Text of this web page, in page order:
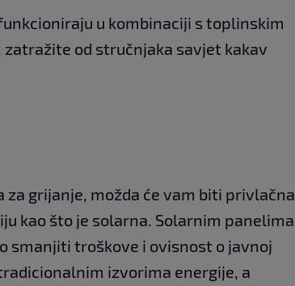
u kombinaciji s toplinskim
od stručnjaka savjet kakav
grijanje, možda će vam biti privlačna
kao što je solarna. Solarnim panelima
smanjiti troškove i ovisnost o javnoj
izvorima energije, a